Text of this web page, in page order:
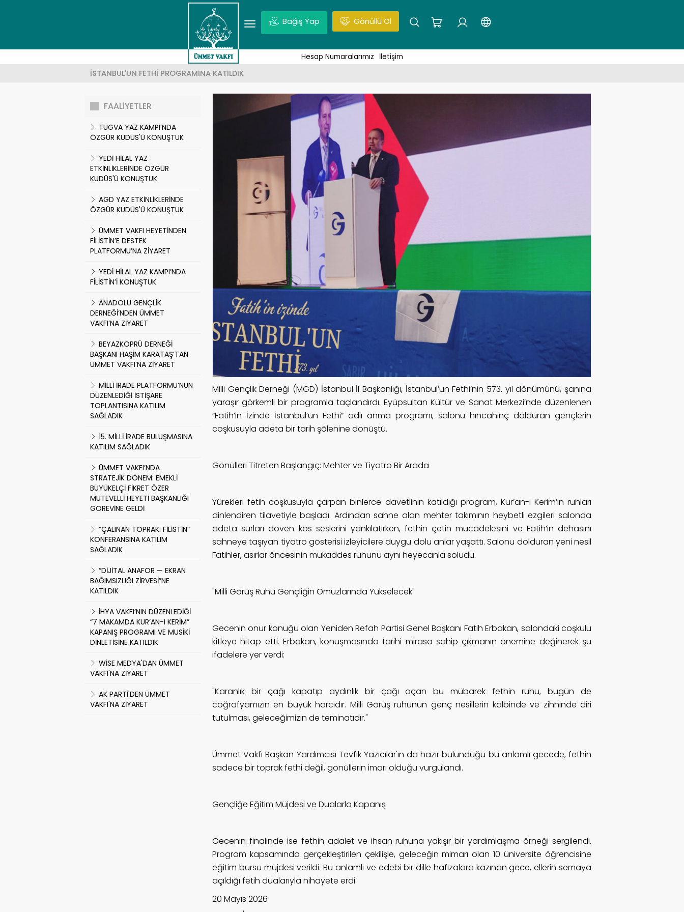
Ör: Kudüs, Vakıf Projesi, Haberler | Enter tuşuna basmayı unutmayın.
Bağış Yap Gönüllü Ol
Hesap Numaralarımız İletişim
İSTANBUL'UN FETHİ PROGRAMINA KATILDIK
FAALİYETLER
TÜGVA YAZ KAMPI’NDA
ÖZGÜR KUDÜS'Ü KONUŞTUK
YEDİ HİLAL YAZ
ETKİNLİKLERİNDE ÖZGÜR
KUDÜS'Ü KONUŞTUK
AGD YAZ ETKİNLİKLERİNDE
ÖZGÜR KUDÜS'Ü KONUŞTUK
ÜMMET VAKFI HEYETİNDEN
FİLİSTİN’E DESTEK
PLATFORMU’NA ZİYARET
YEDİ HİLAL YAZ KAMPI’NDA
FİLİSTİN’İ KONUŞTUK
ANADOLU GENÇLİK
DERNEĞİ’NDEN ÜMMET
VAKFI’NA ZİYARET
BEYAZKÖPRÜ DERNEĞİ
BAŞKANI HAŞİM KARATAŞ’TAN
ÜMMET VAKFI’NA ZİYARET
MİLLİ İRADE PLATFORMU’NUN
DÜZENLEDİĞİ İSTİŞARE
TOPLANTISINA KATILIM
SAĞLADIK
15. MİLLİ İRADE BULUŞMASINA
KATILIM SAĞLADIK
ÜMMET VAKFI’NDA
STRATEJİK DÖNEM: EMEKLİ
BÜYÜKELÇİ FİKRET ÖZER
MÜTEVELLİ HEYETİ BAŞKANLIĞI
GÖREVİNE GELDİ
“ÇALINAN TOPRAK: FİLİSTİN”
KONFERANSINA KATILIM
SAĞLADIK
“DİJİTAL ANAFOR — EKRAN
BAĞIMSIZLIĞI ZİRVESİ”NE
KATILDIK
İHYA VAKFI’NIN DÜZENLEDİĞİ
“7 MAKAMDA KUR’AN-I KERİM”
KAPANIŞ PROGRAMI VE MUSİKİ
DİNLETİSİNE KATILDIK
WİSE MEDYA'DAN ÜMMET
VAKFI'NA ZİYARET
AK PARTİ'DEN ÜMMET
VAKFI'NA ZİYARET
Milli Gençlik Derneği (MGD) İstanbul İl Başkanlığı, İstanbul’un Fethi’nin 573. yıl dönümünü, şanına
yaraşır görkemli bir programla taçlandırdı. Eyüpsultan Kültür ve Sanat Merkezi’nde düzenlenen
“Fatih’in İzinde İstanbul’un Fethi” adlı anma programı, salonu hıncahınç dolduran gençlerin
coşkusuyla adeta bir tarih şölenine dönüştü.
Gönülleri Titreten Başlangıç: Mehter ve Tiyatro Bir Arada
Yürekleri fetih coşkusuyla çarpan binlerce davetlinin katıldığı program, Kur’an-ı Kerim’in ruhları
dinlendiren tilavetiyle başladı. Ardından sahne alan mehter takımının heybetli ezgileri salonda
adeta surları döven kös seslerini yankılatırken, fethin çetin mücadelesini ve Fatih’in dehasını
sahneye taşıyan tiyatro gösterisi izleyicilere duygu dolu anlar yaşattı. Salonu dolduran yeni nesil
Fatihler, asırlar öncesinin mukaddes ruhunu aynı heyecanla soludu.
"Milli Görüş Ruhu Gençliğin Omuzlarında Yükselecek"
Gecenin onur konuğu olan Yeniden Refah Partisi Genel Başkanı Fatih Erbakan, salondaki coşkulu
kitleye hitap etti. Erbakan, konuşmasında tarihi mirasa sahip çıkmanın önemine değinerek şu
ifadelere yer verdi:
"Karanlık bir çağı kapatıp aydınlık bir çağı açan bu mübarek fethin ruhu, bugün de
coğrafyamızın en büyük harcıdır. Milli Görüş ruhunun genç nesillerin kalbinde ve zihninde diri
tutulması, geleceğimizin de teminatıdır."
Ümmet Vakfı Başkan Yardımcısı Tevfik Yazıcılar'ın da hazır bulunduğu bu anlamlı gecede, fethin
sadece bir toprak fethi değil, gönüllerin imarı olduğu vurgulandı.
Gençliğe Eğitim Müjdesi ve Dualarla Kapanış
Gecenin finalinde ise fethin adalet ve ihsan ruhuna yakışır bir yardımlaşma örneği sergilendi.
Program kapsamında gerçekleştirilen çekilişle, geleceğin mimarı olan 10 üniversite öğrencisine
eğitim bursu müjdesi verildi. Bu anlamlı ve edebi bir dille hafızalara kazınan gece, ellerin semaya
açıldığı fetih dualarıyla nihayete erdi.
20 Mayıs 2026